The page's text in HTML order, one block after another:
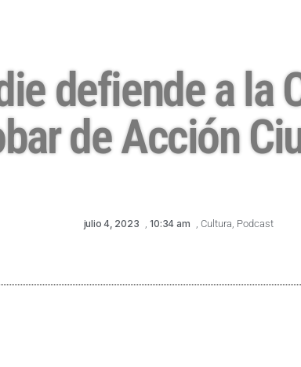
defiende a la
de Acción
julio 4, 2023 10:34 am Cultura Podcast